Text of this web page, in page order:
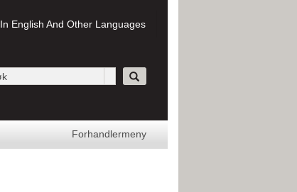
In English And Other Languages
Forhandlermeny